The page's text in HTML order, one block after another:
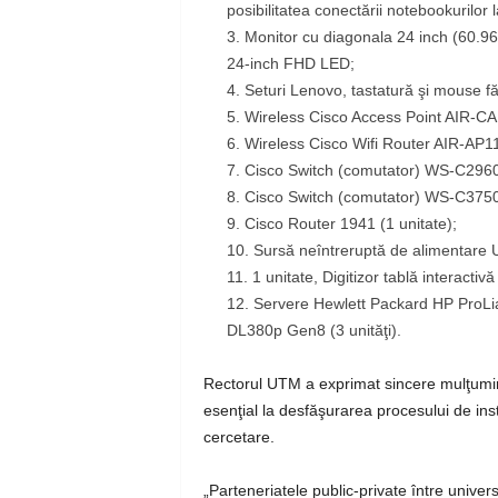
posibilitatea conectării notebookurilor
Monitor cu diagonala 24 inch
24-inch FHD LED;
Seturi Lenovo, tastatură şi mouse
Wireless Cisco Access Point AIR-
Wireless Cisco Wifi Router AIR-
Cisco Switch (comutator) WS-
Cisco Switch (comutator) WS-
Cisco Router 1941 (1 unitate);
Sursă neîntreruptă de alimentare
1 unitate, Digitizor tablă
Servere Hewlett Packard HP
DL380p Gen8 (3 unităţi).
Rectorul UTM a exprimat sincere
esenţial la desfăşurarea procesului de
cercetare.
„Parteneriatele public-private între